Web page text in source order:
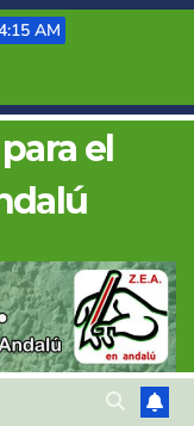
AM
el